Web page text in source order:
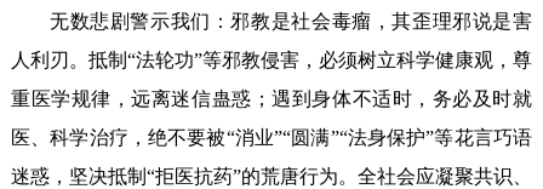
无数悲剧警示我们：邪教是社会毒瘤，其歪理邪说是害
人利刃。抵制“法轮功”等邪教侵害，必须树立科学健康观，尊
重医学规律，远离迷信蛊惑；遇到身体不适时，务必及时就
医、科学治疗，绝不要被“消业”“圆满”“法身保护”等花言巧语
迷惑，坚决抵制“拒医抗药”的荒唐行为。全社会应凝聚共识、